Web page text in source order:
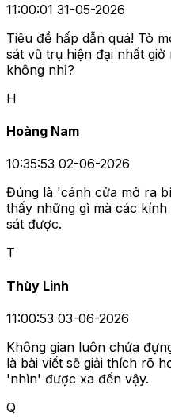
11:00:01 31-05-2026
Tiêu đề hấp dẫn quá! Tò
sát vũ trụ hiện đại nhất
không nhỉ?
H
Hoàng Nam
10:35:53 02-06-2026
Đúng là 'cánh cửa mở ra
thấy những gì mà các
sát được.
T
Thùy Linh
11:00:53 03-06-2026
Không gian luôn chứa
là bài viết sẽ giải thích rõ
'nhìn' được xa đến vậy.
Q